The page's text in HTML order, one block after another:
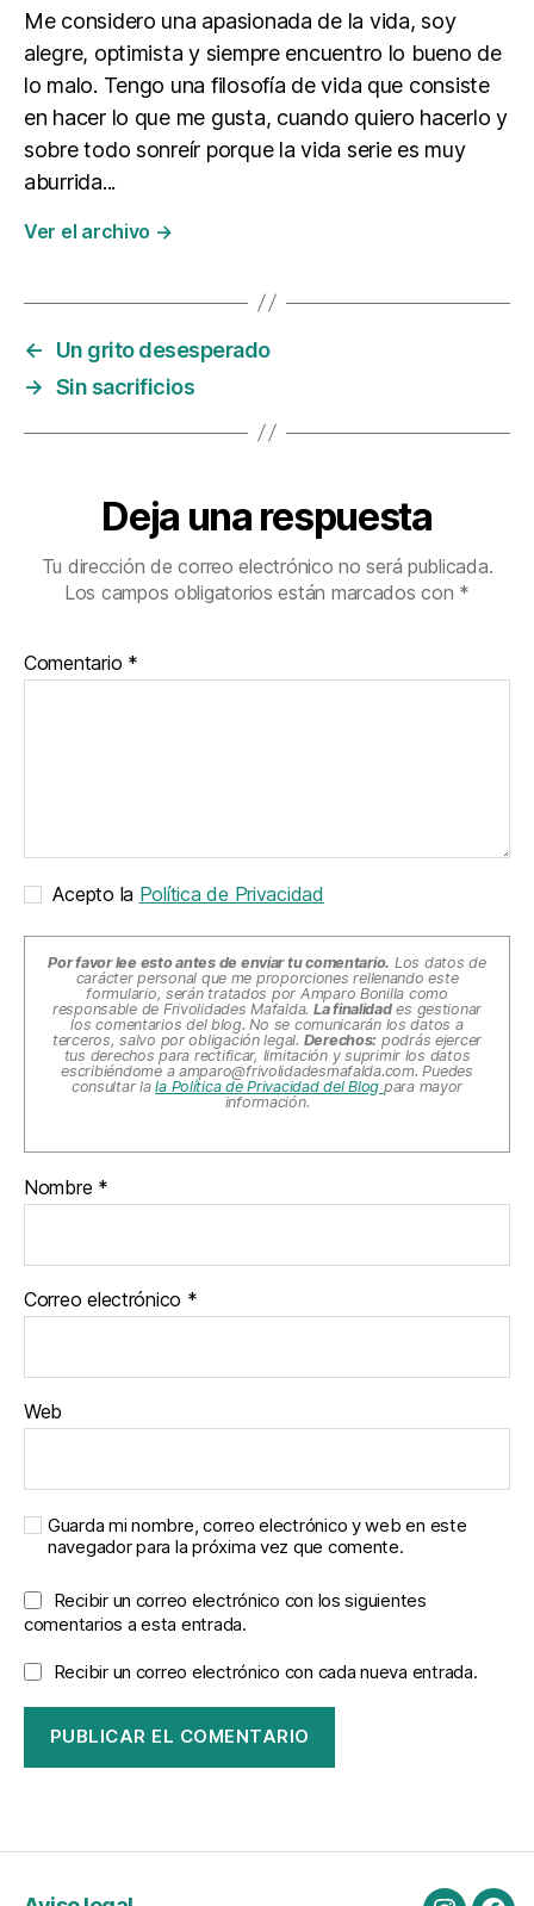
Me considero una apasionada de la vida, soy
alegre, optimista y siempre encuentro lo bueno de
lo malo. Tengo una filosofía de vida que consiste
en hacer lo que me gusta, cuando quiero hacerlo y
sobre todo sonreír porque la vida serie es muy
aburrida...
Ver el archivo →
←
Un grito desesperado
→ Sin sacrificios
Deja una respuesta
Tu dirección de correo electrónico no será publicada.
Los campos obligatorios están marcados con *
Comentario *
Acepto la Política de Privacidad
Por favor lee esto antes de enviar tu comentario. Los datos de
carácter personal que me proporciones rellenando este
formulario, serán tratados por Amparo Bonilla como
responsable de Frivolidades Mafalda. La finalidades gestionar
los comentarios del blog. No se comunicarán los datos a
terceros, salvo por obligación legal. Derechos: podrás ejercer
tus derechos para rectificar, limitación y suprimir los datos
escribiéndome a amparo@frivolidadesmafalda.com. Puedes
consultar lala Política de Privacidad del Blog para mayor
información.
Nombre *
Correo electrónico *
Web
Guarda mi nombre, correo electrónico y web en este
navegador para la próxima vez que comente.
Recibir un correo electrónico con los siguientes
comentarios a esta entrada.
Recibir un correo electrónico con cada nueva entrada.